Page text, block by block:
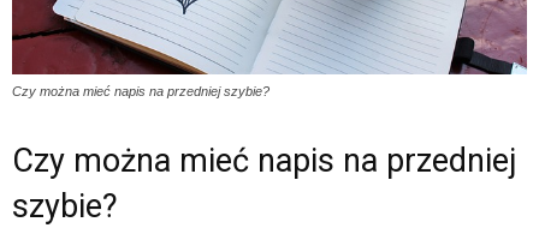
Czy można mieć napis na przedniej szybie?
Czy można mieć napis na przedniej
szybie?